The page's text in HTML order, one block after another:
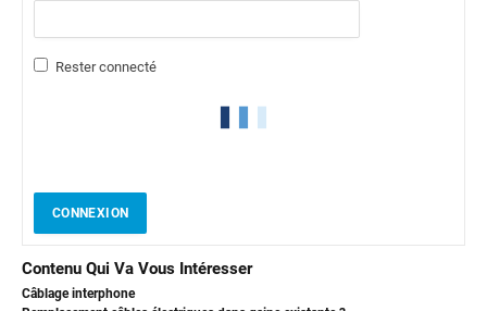
Rester connecté
CONNEXION
Contenu Qui Va Vous Intéresser
Câblage interphone